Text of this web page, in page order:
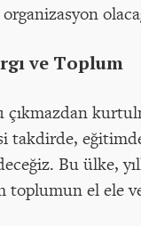
ve Toplum
takdirde,
Bu ülke,
el ele